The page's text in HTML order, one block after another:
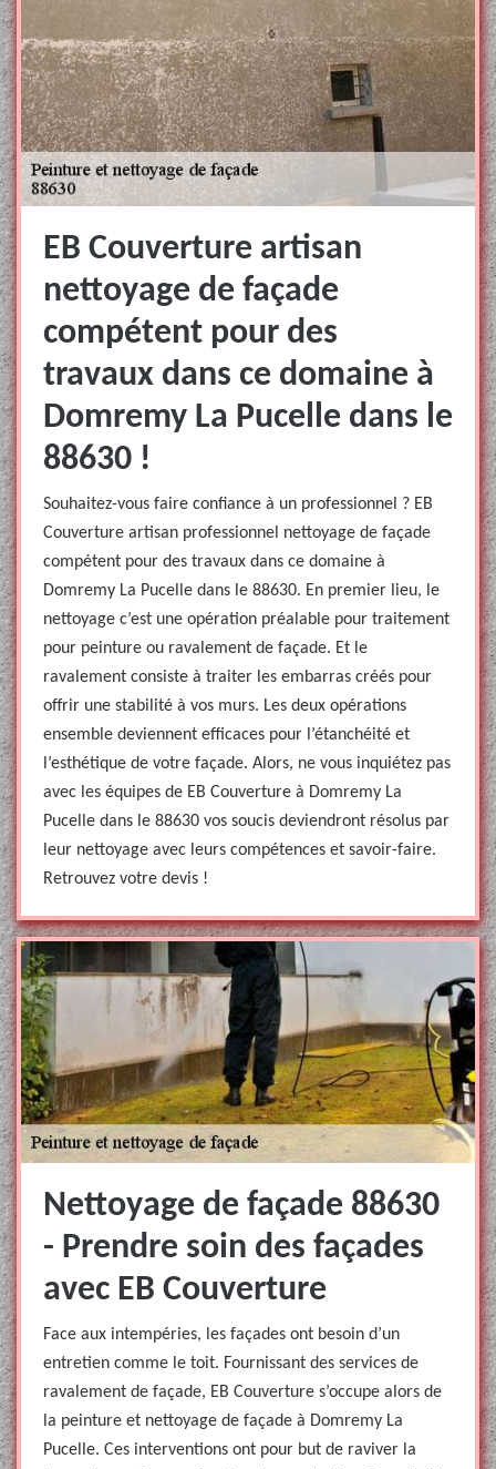
EB Couverture artisan
nettoyage de façade
compétent pour des
travaux dans ce domaine à
Domremy La Pucelle dans le
88630 !
Souhaitez-vous faire confiance à un professionnel ? EB
Couverture artisan professionnel nettoyage de façade
compétent pour des travaux dans ce domaine à
Domremy La Pucelle dans le 88630. En premier lieu, le
nettoyage c’est une opération préalable pour traitement
pour peinture ou ravalement de façade. Et le
ravalement consiste à traiter les embarras créés pour
offrir une stabilité à vos murs. Les deux opérations
ensemble deviennent efficaces pour l’étanchéité et
l’esthétique de votre façade. Alors, ne vous inquiétez pas
avec les équipes de EB Couverture à Domremy La
Pucelle dans le 88630 vos soucis deviendront résolus par
leur nettoyage avec leurs compétences et savoir-faire.
Retrouvez votre devis !
Nettoyage de façade 88630
- Prendre soin des façades
avec EB Couverture
Face aux intempéries, les façades ont besoin d’un
entretien comme le toit. Fournissant des services de
ravalement de façade, EB Couverture s’occupe alors de
la peinture et nettoyage de façade à Domremy La
Pucelle. Ces interventions ont pour but de raviver la